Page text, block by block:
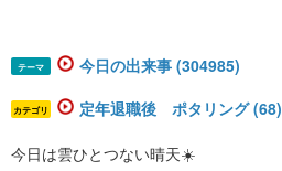
テーマ 今日の出来事 (304985)
カテゴリ 定年退職後 ポタリング (68)
今日は雲ひとつない晴天☀️